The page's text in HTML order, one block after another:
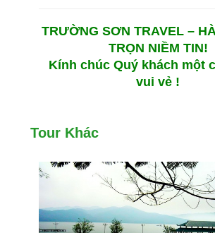
TRƯỜNG SƠN TRAVEL –
TRỌN NIỀM TIN!
Kính chúc Quý khách một
vui vẻ !
Tour Khác